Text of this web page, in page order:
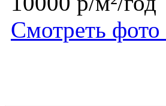
Смотреть